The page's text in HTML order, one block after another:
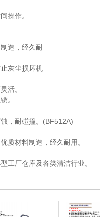
操作。
造，经久耐
灰尘损坏机
活。
。
，耐碰撞。(BF512A)
质材料制造，经久耐用。
工厂仓库及各类清洁行业。